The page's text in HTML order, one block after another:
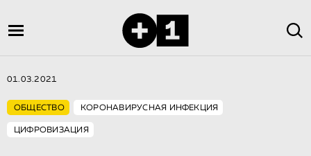
01.03.2021
ОБЩЕСТВО КОРОНАВИРУСНАЯ ИНФЕКЦИЯ
ЦИФРОВИЗАЦИЯ